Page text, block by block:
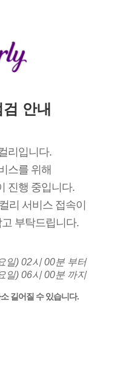
안내
리입니다.
스를 위해
진행 중입니다.
리 서비스 접속이
부탁드립니다.
일) 02시 00분 부터
일) 06시 00분 까지
길어질 수 있습니다.